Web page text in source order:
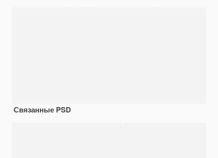
Связанные PSD